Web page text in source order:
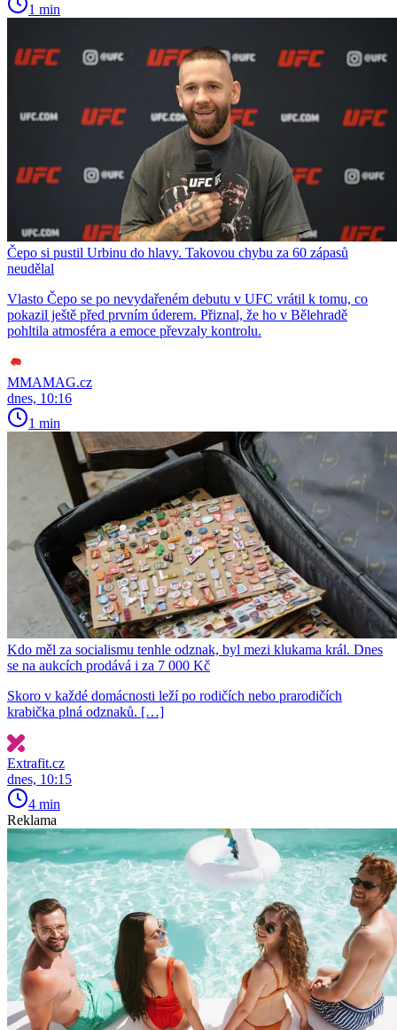
1 min
Čepo si pustil Urbinu do hlavy. Takovou chybu za 60 zápasů
neudělal
Vlasto Čepo se po nevydařeném debutu v UFC vrátil k tomu, co
pokazil ještě před prvním úderem. Přiznal, že ho v Bělehradě
pohltila atmosféra a emoce převzaly kontrolu.
MMAMAG.cz
dnes, 10:16
1 min
Kdo měl za socialismu tenhle odznak, byl mezi klukama král. Dnes
se na aukcích prodává i za 7 000 Kč
Skoro v každé domácnosti leží po rodičích nebo prarodičích
krabička plná odznaků. […]
Extrafit.cz
dnes, 10:15
4 min
Reklama